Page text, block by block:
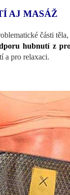
AJ MASÁŽ
části
hubnutí z
a pro relaxaci.